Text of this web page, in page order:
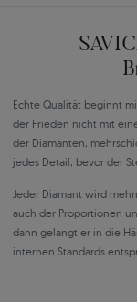
Echte Qualität beginnt
der Frieden nicht mit
der Diamanten,
jedes Detail, bevor der
Jeder Diamant wird
auch der Proportionen
dann gelangt er in die
internen Standards